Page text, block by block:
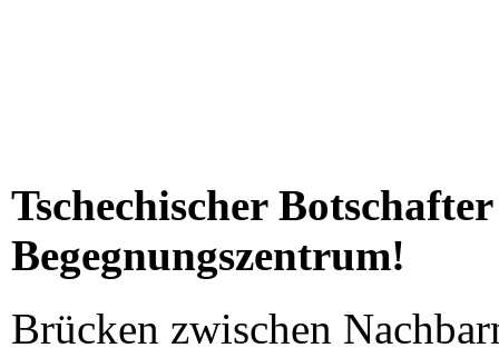
Tschechischer
Begegnungszentrum!
Brücken zwischen